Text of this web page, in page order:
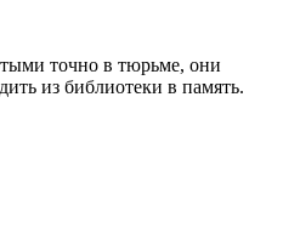
точно в тюрьме, они
из библиотеки в память.